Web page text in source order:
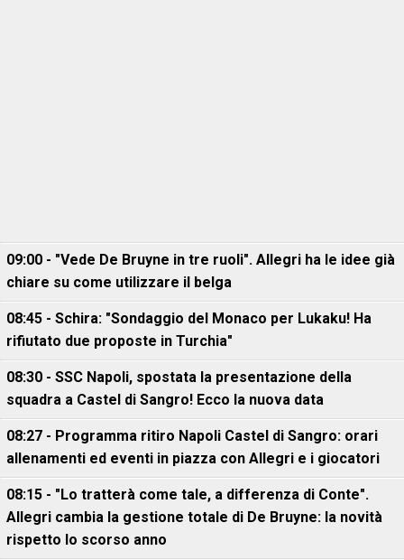
09:00 - "Vede De Bruyne in tre ruoli". Allegri ha le idee già
chiare su come utilizzare il belga
08:45 - Schira: "Sondaggio del Monaco per Lukaku! Ha
rifiutato due proposte in Turchia"
08:30 - SSC Napoli, spostata la presentazione della
squadra a Castel di Sangro! Ecco la nuova data
08:27 - Programma ritiro Napoli Castel di Sangro: orari
allenamenti ed eventi in piazza con Allegri e i giocatori
08:15 - "Lo tratterà come tale, a differenza di Conte".
Allegri cambia la gestione totale di De Bruyne: la novità
rispetto lo scorso anno